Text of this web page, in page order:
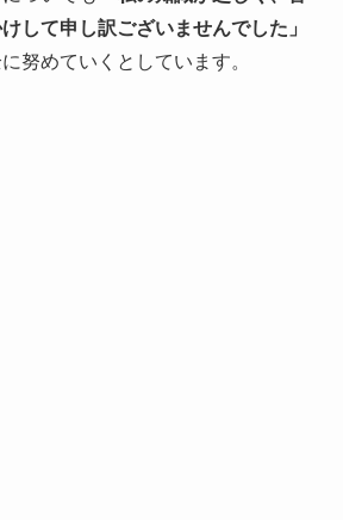
して申し訳ございませんでした」
努めていくとしています。